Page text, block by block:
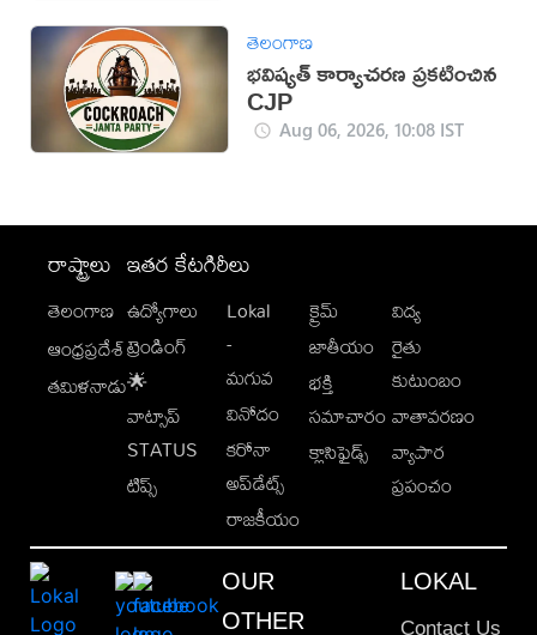
తెలంగాణ
భవిష్యత్ కార్యాచరణ ప్రకటించిన
CJP
Aug 06, 2026, 10:08 IST
రాష్ట్రాలు
తెలంగాణ
ఆంధ్రప్రదేశ్
తమిళనాడు
ఇతర కేటగిరీలు
ఉద్యోగాలు
ట్రెండింగ్
🌟
వాట్సాప్
STATUS
టిప్స్
Lokal
-
మగువ
వినోదం
కరోనా
అప్‌డేట్స్
రాజకీయం
క్రైమ్
జాతీయం
భక్తి
సమాచారం
క్లాసిఫైడ్స్
విద్య
రైతు
కుటుంబం
వాతావరణం
వ్యాపార
ప్రపంచం
OUR
OTHER
LOKAL
Contact Us